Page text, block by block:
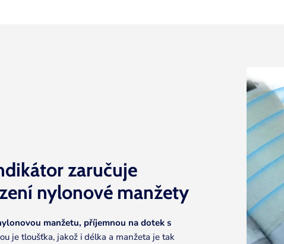
zaručuje
nylonové manžety
manžetu, příjemnou na dotek s
je tloušťka, jakož i délka a manžeta je tak